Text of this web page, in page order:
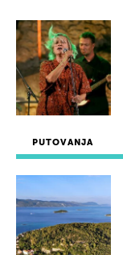
PUTOVANJA